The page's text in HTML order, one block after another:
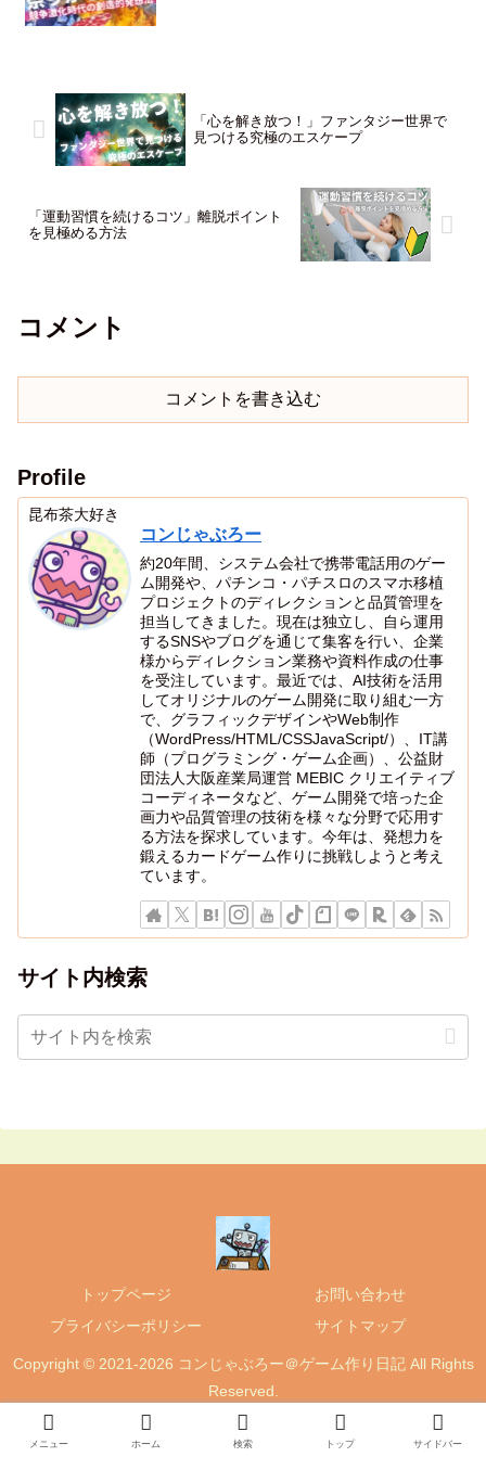
「心を解き放つ！」ファンタジー世界で
見つける究極のエスケープ
「運動習慣を続けるコツ」離脱ポイント
を見極める方法
コメント
コメントを書き込む
Profile
昆布茶大好き
コンじゃぶろー
約20年間、システム会社で携帯電話用のゲー
ム開発や、パチンコ・パチスロのスマホ移植
プロジェクトのディレクションと品質管理を
担当してきました。現在は独立し、自ら運用
するSNSやブログを通じて集客を行い、企業
様からディレクション業務や資料作成の仕事
を受注しています。最近では、AI技術を活用
してオリジナルのゲーム開発に取り組む一方
で、グラフィックデザインやWeb制作
（WordPress/HTML/CSSJavaScript/）、IT講
師（プログラミング・ゲーム企画）、公益財
団法人大阪産業局運営 MEBIC クリエイティブ
コーディネータなど、ゲーム開発で培った企
画力や品質管理の技術を様々な分野で応用す
る方法を探求しています。今年は、発想力を
鍛えるカードゲーム作りに挑戦しようと考え
ています。
サイト内検索
トップページ
お問い合わせ
プライバシーポリシー
サイトマップ
Copyright © 2021-2026 コンじゃぶろー＠ゲーム作り日記 All Rights
Reserved.
メニュー ホーム 検索 トップ サイドバー